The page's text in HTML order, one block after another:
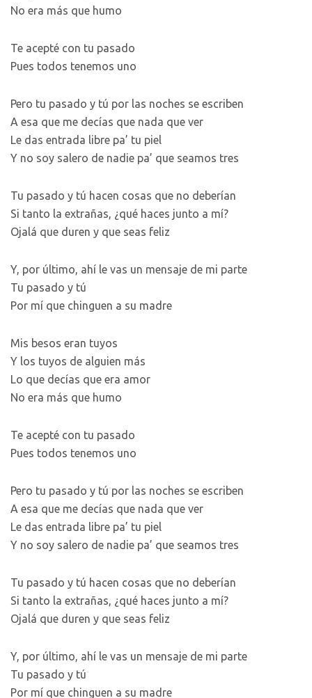
No era más que humo
Te acepté con tu pasado
Pues todos tenemos uno
Pero tu pasado y tú por las noches se escriben
A esa que me decías que nada que ver
Le das entrada libre pa’ tu piel
Y no soy salero de nadie pa’ que seamos tres
Tu pasado y tú hacen cosas que no deberían
Si tanto la extrañas, ¿qué haces junto a mí?
Ojalá que duren y que seas feliz
Y, por último, ahí le vas un mensaje de mi parte
Tu pasado y tú
Por mí que chinguen a su madre
Mis besos eran tuyos
Y los tuyos de alguien más
Lo que decías que era amor
No era más que humo
Te acepté con tu pasado
Pues todos tenemos uno
Pero tu pasado y tú por las noches se escriben
A esa que me decías que nada que ver
Le das entrada libre pa’ tu piel
Y no soy salero de nadie pa’ que seamos tres
Tu pasado y tú hacen cosas que no deberían
Si tanto la extrañas, ¿qué haces junto a mí?
Ojalá que duren y que seas feliz
Y, por último, ahí le vas un mensaje de mi parte
Tu pasado y tú
Por mí que chinguen a su madre